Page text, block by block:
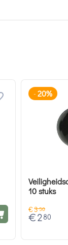
- 20%
10 stuks
€3 50
€ 2 80